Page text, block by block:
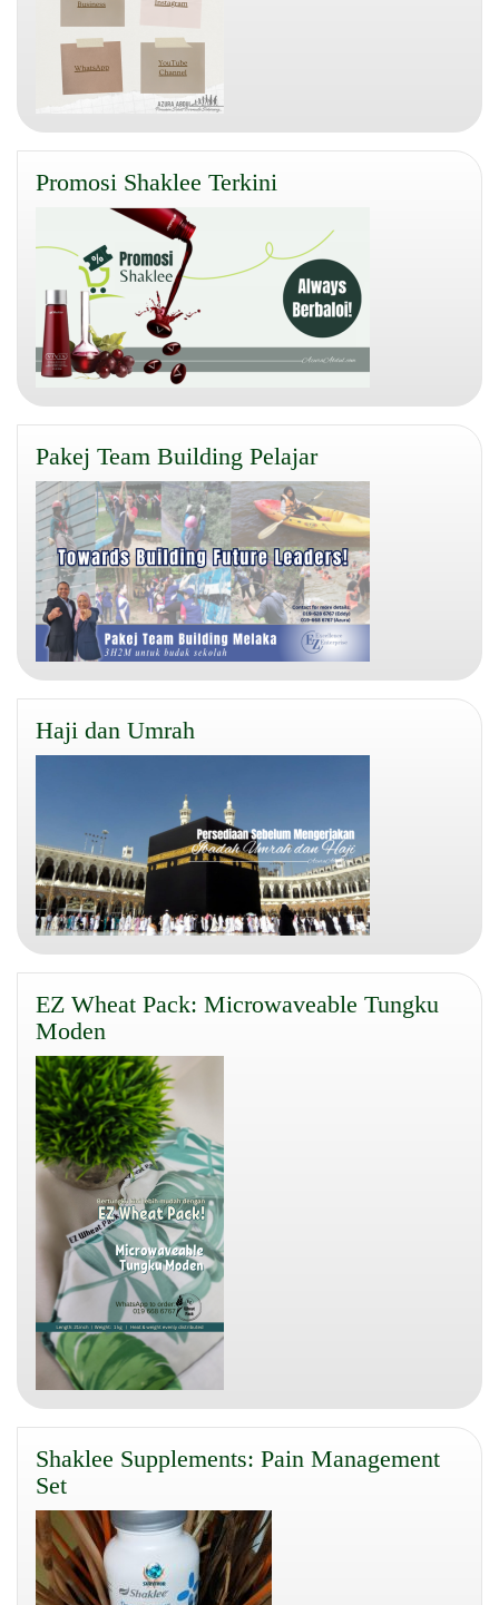
Promosi Shaklee Terkini
Pakej Team Building Pelajar
Haji dan Umrah
EZ Wheat Pack: Microwaveable Tungku
Moden
Shaklee Supplements: Pain Management
Set